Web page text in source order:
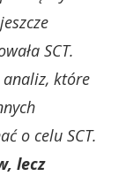
SCT.
które
o celu SCT.
lecz